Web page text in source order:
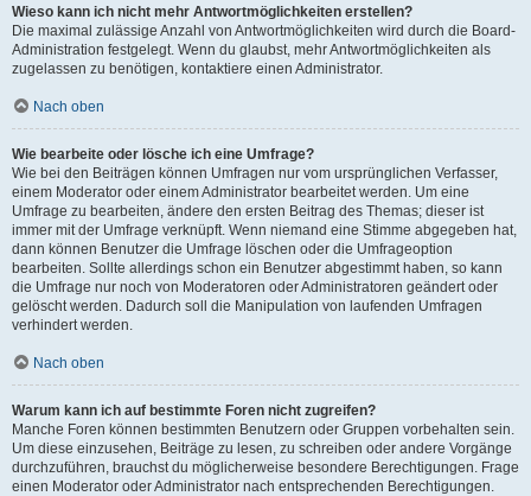
Wieso kann ich nicht mehr Antwortmöglichkeiten erstellen?
Die maximal zulässige Anzahl von Antwortmöglichkeiten wird durch die Board-
Administration festgelegt. Wenn du glaubst, mehr Antwortmöglichkeiten als
zugelassen zu benötigen, kontaktiere einen Administrator.
Nach oben
Wie bearbeite oder lösche ich eine Umfrage?
Wie bei den Beiträgen können Umfragen nur vom ursprünglichen Verfasser,
einem Moderator oder einem Administrator bearbeitet werden. Um eine
Umfrage zu bearbeiten, ändere den ersten Beitrag des Themas; dieser ist
immer mit der Umfrage verknüpft. Wenn niemand eine Stimme abgegeben hat,
dann können Benutzer die Umfrage löschen oder die Umfrageoption
bearbeiten. Sollte allerdings schon ein Benutzer abgestimmt haben, so kann
die Umfrage nur noch von Moderatoren oder Administratoren geändert oder
gelöscht werden. Dadurch soll die Manipulation von laufenden Umfragen
verhindert werden.
Nach oben
Warum kann ich auf bestimmte Foren nicht zugreifen?
Manche Foren können bestimmten Benutzern oder Gruppen vorbehalten sein.
Um diese einzusehen, Beiträge zu lesen, zu schreiben oder andere Vorgänge
durchzuführen, brauchst du möglicherweise besondere Berechtigungen. Frage
einen Moderator oder Administrator nach entsprechenden Berechtigungen.